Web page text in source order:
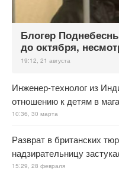
Блогер
до октября,
19:12, 21 августа
Инженер-технолог из
отношению к детям в
10:36, 30 марта
Разврат в британских
надзирательницу
15:29, 28 февраля